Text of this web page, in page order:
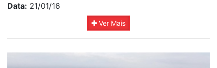
Data: 21/01/16
Ver Mais